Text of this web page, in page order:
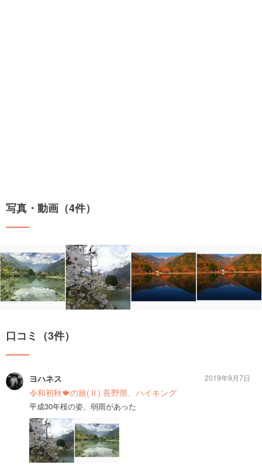
写真・動画（4件）
口コミ（3件）
ヨハネス
令和初秋🍁の旅(Ⅱ) 長野県、ハイキング
平成30年桜の姿、弱雨があった
2019年9月7日